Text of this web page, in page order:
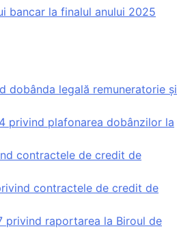
bancar la finalul anului 2025
dobânda legală remuneratorie și
privind plafonarea dobânzilor la
contractele de credit de
contractele de credit de
privind raportarea la Biroul de